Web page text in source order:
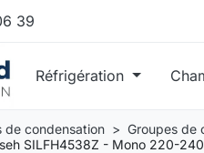
39
Réfrigération
de condensation
Groupes de
SILFH4538Z - Mono 220-